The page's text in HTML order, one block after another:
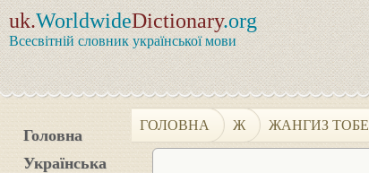
uk.WorldwideDictionary.org
Всесвітній словник української мови
Головна
Українська
ГОЛОВНА Ж ЖАНГИЗ ТОБЕ